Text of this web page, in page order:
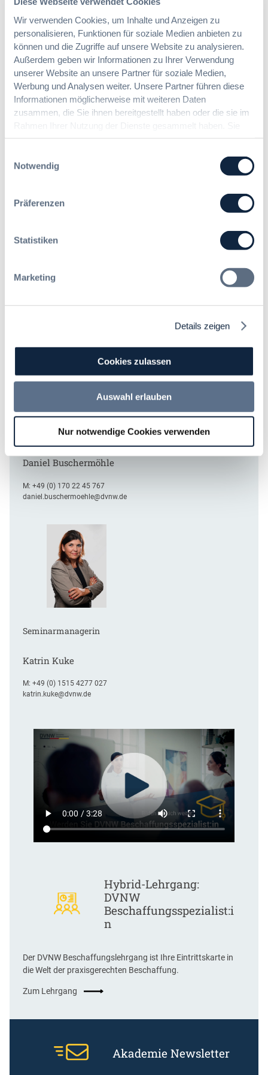
Wir verwenden Cookies, um Inhalte und Anzeigen zu
personalisieren, Funktionen für soziale Medien anbieten zu
können und die Zugriffe auf unsere Website zu analysieren.
Außerdem geben wir Informationen zu Ihrer Verwendung
unserer Website an unsere Partner für soziale Medien,
Werbung und Analysen weiter. Unsere Partner führen diese
Informationen möglicherweise mit weiteren Daten
zusammen, die Sie ihnen bereitgestellt haben oder die sie im
geben Einwilligung zu unseren Cookies, wenn Sie unsere
Notwendig
Präferenzen
Statistiken
Marketing
Details zeigen
Cookies zulassen
Auswahl erlauben
Nur notwendige Cookies verwenden
Leiter Fortbildungen
Daniel Buschermöhle
M:+49 (0) 170 22 45 767
daniel.buschermoehle@dvnw.de
Seminarmanagerin
Katrin Kuke
M:+49 (0) 1515 4277 027
katrin.kuke@dvnw.de
Hybrid-Lehrgang:
DVNW
Beschaffungsspezialist:i
n
Der DVNW Beschaffungslehrgang ist Ihre Eintrittskarte in
die Welt der praxisgerechten Beschaffung.
Zum Lehrgang
Akademie Newsletter